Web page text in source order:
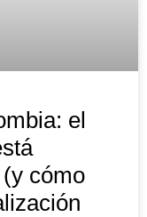
el
cómo